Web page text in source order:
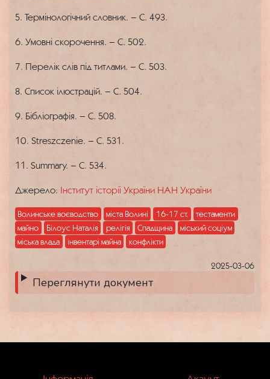
5. Термінологічний словник. – С. 493.
6. Умовні скорочення. – С. 502.
7. Перелік слів під титлами. – С. 503.
8. Список ілюстрацій. – С. 504.
9. Бібліографія. – С. 508.
10. Streszczenie. – С. 531.
11. Summary. – С. 534.
Джерело: Інститут історії України НАН України
Волинське воєводство міста Волині 16-17 ст.
тестаменти
майно
Білоус Наталія релігія Спадщина
міський соціум
міська влада
інвентарі майна конфлікти
2025-03-06
Переглянути документ